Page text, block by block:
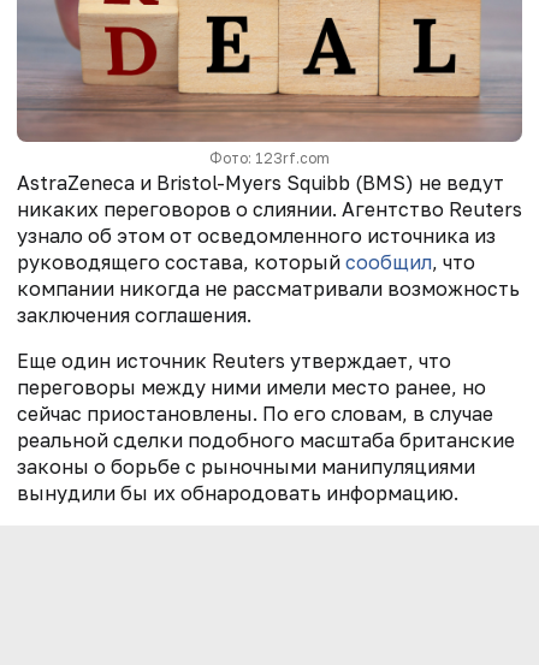
Фото: 123rf.com
AstraZeneca и Bristol-Myers Squibb (BMS) не ведут
никаких переговоров о слиянии. Агентство Reuters
узнало об этом от осведомленного источника из
руководящего состава, который сообщил, что
компании никогда не рассматривали возможность
заключения соглашения.
Еще один источник Reuters утверждает, что
переговоры между ними имели место ранее, но
сейчас приостановлены. По его словам, в случае
реальной сделки подобного масштаба британские
законы о борьбе с рыночными манипуляциями
вынудили бы их обнародовать информацию.